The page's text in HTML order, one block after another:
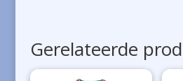
Gerelateerde